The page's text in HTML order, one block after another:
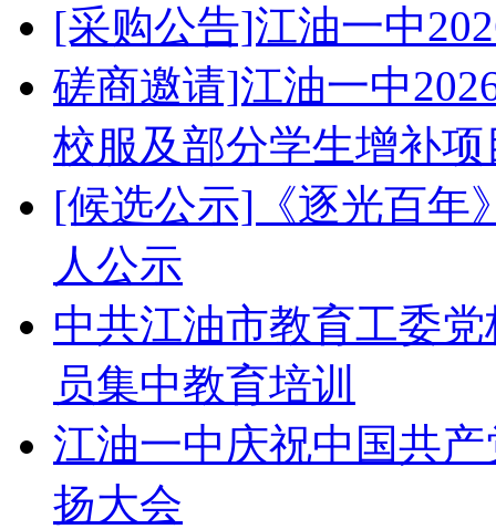
[采购公告]江油一中
磋商邀请]江油一中
校服及部分学生增补项
[候选公示]《逐光百年
人公示
中共江油市教育工委
员集中教育培训
江油一中庆祝中国共
扬大会